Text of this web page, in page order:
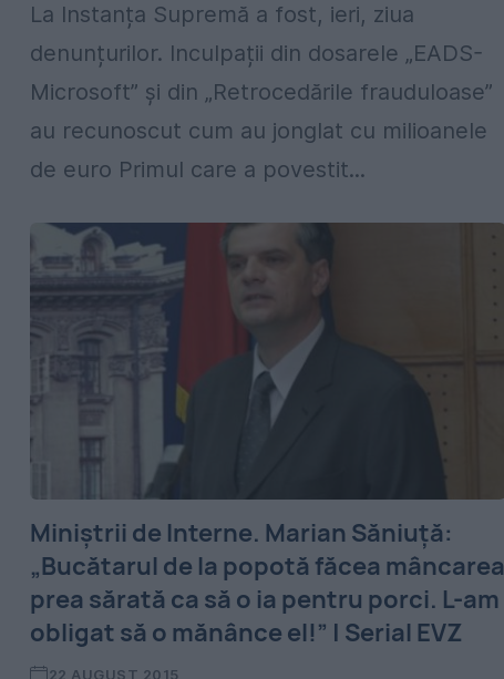
La Instanța Supremă a fost, ieri, ziua
denunțurilor. Inculpații din dosarele „EADS-
Microsoft” și din „Retrocedările frauduloase”
au recunoscut cum au jonglat cu milioanele
de euro Primul care a povestit...
Miniștrii de Interne. Marian Săniuță:
„Bucătarul de la popotă făcea mâncarea
prea sărată ca să o ia pentru porci. L-am
obligat să o mănânce el!” | Serial EVZ
22 AUGUST 2015